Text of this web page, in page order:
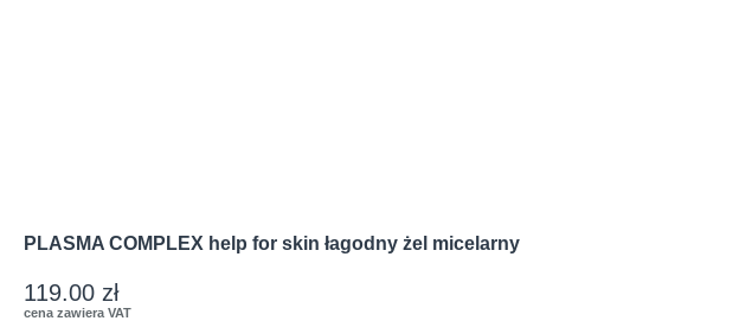
PLASMA COMPLEX help for skin łagodny żel micelarny
119.00 zł
cena zawiera VAT